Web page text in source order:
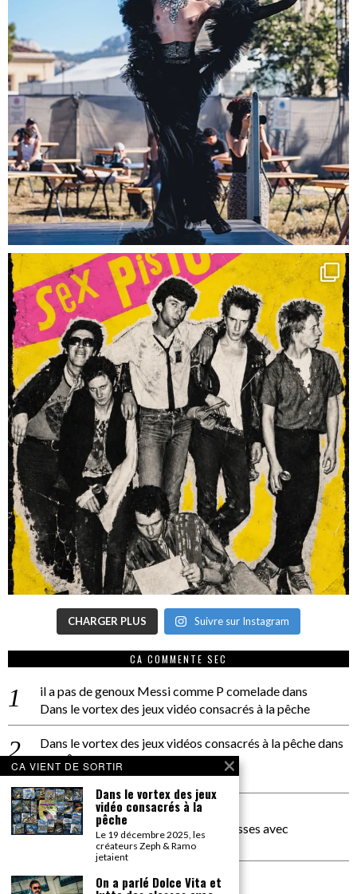
CHARGER PLUS Suivre sur Instagram
CA COMMENTE SEC
il a pas de genoux Messi comme P comeladedans
Dans le vortex des jeux vidéo consacrés à la pêche
Dans le vortex des jeux vidéos consacrés à la pêchedans
PACÔME THIELLEMENT
La séance d’Hip Gnose
La Patrie
dans
On a parlé Dolce Vita et lutte des classes avec
Bernardino Femminielli
carte noire negra à l'o tiededans
CA VIENT DE SORTIR
Dans le vortex des jeux
vidéo consacrés à la
pêche
Le 19 décembre 2025, les
créateurs Zeph & Ramo
jetaient
On a parlé Dolce Vita et